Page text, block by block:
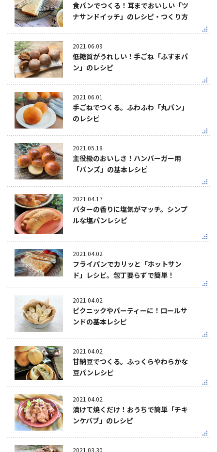
食パンでつくる！耳までおいしい「ツ
ナサンドイッチ」のレシピ・つくり方
2021.06.09
低糖質がうれしい！手ごね「ふすまパ
ン」のレシピ
2021.06.01
手ごねでつくる。ふわふわ「丸パン」
のレシピ
2021.05.18
主役級のおいしさ！ハンバーガー用
「バンズ」の基本レシピ
2021.04.17
バターの香りに塩気がマッチ。シンプ
ルな塩パンレシピ
2021.04.02
フライパンでカリッと「ホットサン
ド」レシピ。包丁要らずで簡単！
2021.04.02
ピクニックやパーティーに！ロールサ
ンドの基本レシピ
2021.04.02
甘納豆でつくる。ふっくらやわらかな
豆パンレシピ
2021.04.02
漬けて焼くだけ！おうちで簡単「チキ
ンケバブ」のレシピ
2021.03.30